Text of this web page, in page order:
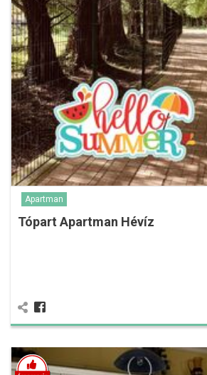
Apartman
Tópart Apartman Hévíz